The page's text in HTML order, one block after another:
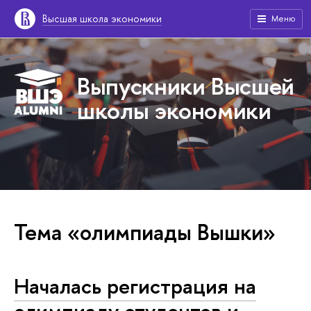
Высшая школа экономики Меню
Выпускники Высшей
школы экономики
Тема «олимпиады Вышки»
Началась регистрация на